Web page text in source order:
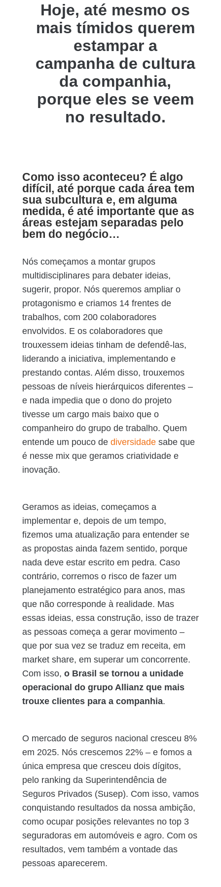
Hoje, até mesmo os
mais tímidos querem
estampar a
campanha de cultura
da companhia,
porque eles se veem
no resultado.
Como isso aconteceu? É algo
difícil, até porque cada área tem
sua subcultura e, em alguma
medida, é até importante que as
áreas estejam separadas pelo
bem do negócio…
Nós começamos a montar grupos
multidisciplinares para debater ideias,
sugerir, propor. Nós queremos ampliar o
protagonismo e criamos 14 frentes de
trabalhos, com 200 colaboradores
envolvidos. E os colaboradores que
trouxessem ideias tinham de defendê-las,
liderando a iniciativa, implementando e
prestando contas. Além disso, trouxemos
pessoas de níveis hierárquicos diferentes –
e nada impedia que o dono do projeto
tivesse um cargo mais baixo que o
companheiro do grupo de trabalho. Quem
entende um pouco de diversidadesabe que
é nesse mix que geramos criatividade e
inovação.
Geramos as ideias, começamos a
implementar e, depois de um tempo,
fizemos uma atualização para entender se
as propostas ainda fazem sentido, porque
nada deve estar escrito em pedra. Caso
contrário, corremos o risco de fazer um
planejamento estratégico para anos, mas
que não corresponde à realidade. Mas
essas ideias, essa construção, isso de trazer
as pessoas começa a gerar movimento –
que por sua vez se traduz em receita, em
market share, em superar um concorrente.
Com isso, o Brasil se tornou a unidade
operacional do grupo Allianz que mais
trouxe clientes para a companhia.
O mercado de seguros nacional cresceu 8%
em 2025. Nós crescemos 22% – e fomos a
única empresa que cresceu dois dígitos,
pelo ranking da Superintendência de
Seguros Privados (Susep). Com isso, vamos
conquistando resultados da nossa ambição,
como ocupar posições relevantes no top 3
seguradoras em automóveis e agro. Com os
resultados, vem também a vontade das
pessoas aparecerem.